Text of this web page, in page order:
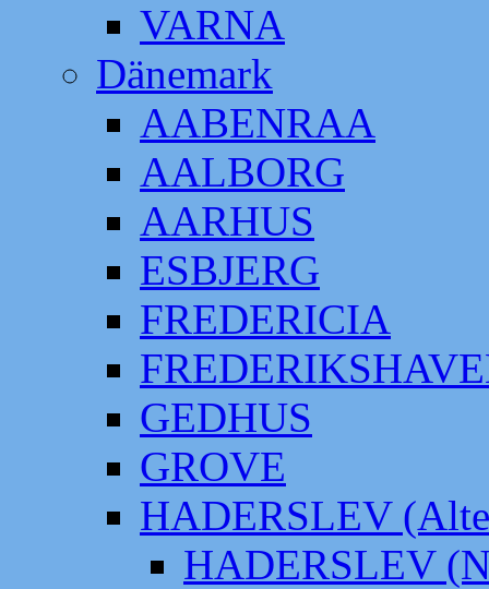
VARNA
Dänemark
AABENRAA
AALBORG
AARHUS
ESBJERG
FREDERICIA
GEDHUS
GROVE
HADERSLEV
HADERSLEV